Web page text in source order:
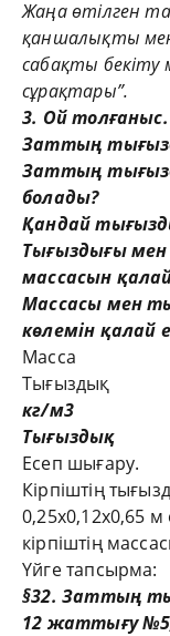
Жаңа өтілген
қаншалықты
сабақты
сұрақтары”.
3. Ой толғаныс.
Заттың
Заттың
болады?
Қандай
Тығыздығы мен
массасын
Массасы мен
көлемін қалай
Масса
Тығыздық
кг/м3
Тығыздық
Есеп шығару.
Кірпіштің
0,25х0,12х0,65 м
кірпіштің
Үйге тапсырма:
§32. Заттың
12 жаттығу